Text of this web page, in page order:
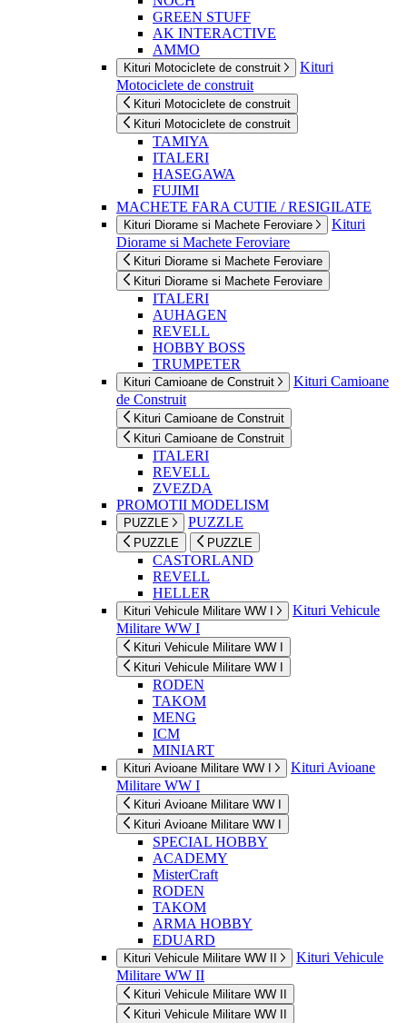
GREEN STUFF
AK INTERACTIVE
AMMO
Kituri Motociclete de construit
Kituri
Motociclete de construit
Kituri Motociclete de construit
Kituri Motociclete de construit
TAMIYA
ITALERI
HASEGAWA
FUJIMI
MACHETE FARA CUTIE / RESIGILATE
Kituri Diorame si Machete Feroviare
Kituri
Diorame si Machete Feroviare
Kituri Diorame si Machete Feroviare
Kituri Diorame si Machete Feroviare
ITALERI
AUHAGEN
REVELL
HOBBY BOSS
TRUMPETER
Kituri Camioane de Construit
Kituri Camioane
de Construit
Kituri Camioane de Construit
Kituri Camioane de Construit
ITALERI
REVELL
ZVEZDA
PROMOTII MODELISM
PUZZLE PUZZLE
PUZZLE PUZZLE
CASTORLAND
REVELL
HELLER
Kituri Vehicule Militare WW I
Kituri Vehicule
Militare WW I
Kituri Vehicule Militare WW I
Kituri Vehicule Militare WW I
RODEN
TAKOM
MENG
ICM
MINIART
Kituri Avioane Militare WW I
Kituri Avioane
Militare WW I
Kituri Avioane Militare WW I
Kituri Avioane Militare WW I
SPECIAL HOBBY
ACADEMY
MisterCraft
RODEN
TAKOM
ARMA HOBBY
EDUARD
Kituri Vehicule Militare WW II
Kituri Vehicule
Militare WW II
Kituri Vehicule Militare WW II
Kituri Vehicule Militare WW II